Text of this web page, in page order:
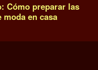
Cómo preparar las
moda en casa